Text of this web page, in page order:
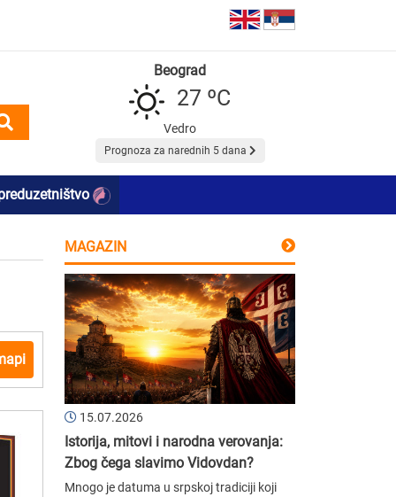
Beograd
27 ºC
Vedro
Prognoza za narednih 5 dana
MAGAZIN
15.07.2026
Istorija, mitovi i narodna verovanja:
Zbog čega slavimo Vidovdan?
Mnogo je datuma u srpskoj tradiciji koji